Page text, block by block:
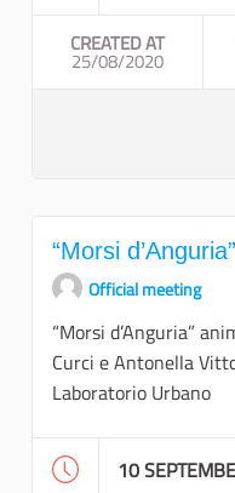
CREATED AT
25/08/2020
“Morsi d’Anguria”
Official meeting
“Morsi d’Anguria”
Curci e Antonella
Laboratorio Urbano
10